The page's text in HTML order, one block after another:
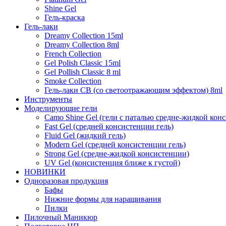
Shine Gel
Гель-краска
Гель-лаки
Dreamy Collection 15ml
Dreamy Collection 8ml
French Collection
Gel Polish Classic 15ml
Gel Pollish Classic 8 ml
Smoke Collection
Гель-лаки СВ (со светоотражающим эффектом) 8ml
Инструменты
Моделирующие гели
Camo Shine Gel (гели с паталью средне-жидкой
Fast Gel (средней консистенции гель)
Fluid Gel (жидкий гель)
Modern Gel (средней консистенции гель)
Strong Gel (средне-жидкой консистенции)
UV Gel (консистенция ближе к густой)
НОВИНКИ
Одноразовая продукция
Бафы
Нижние формы для наращивания
Пилки
Пилочный Маникюр